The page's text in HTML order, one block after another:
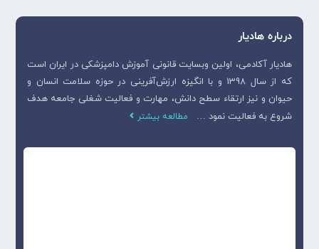
درباره هادیار
هادیار آکادمی، اولین وبسایت قانونی آموزش دامپزشکی در ایران است
که از سال 1398 و با انگیزه ارزش‌آفرینی در حوزه سلامت انسان و
حیوان و نیز ارتقاء سطح دانش، مهارت و فعالیت شغلی جامعه هدف
شروع به فعالیت نمود …
مطالعه بیشتر